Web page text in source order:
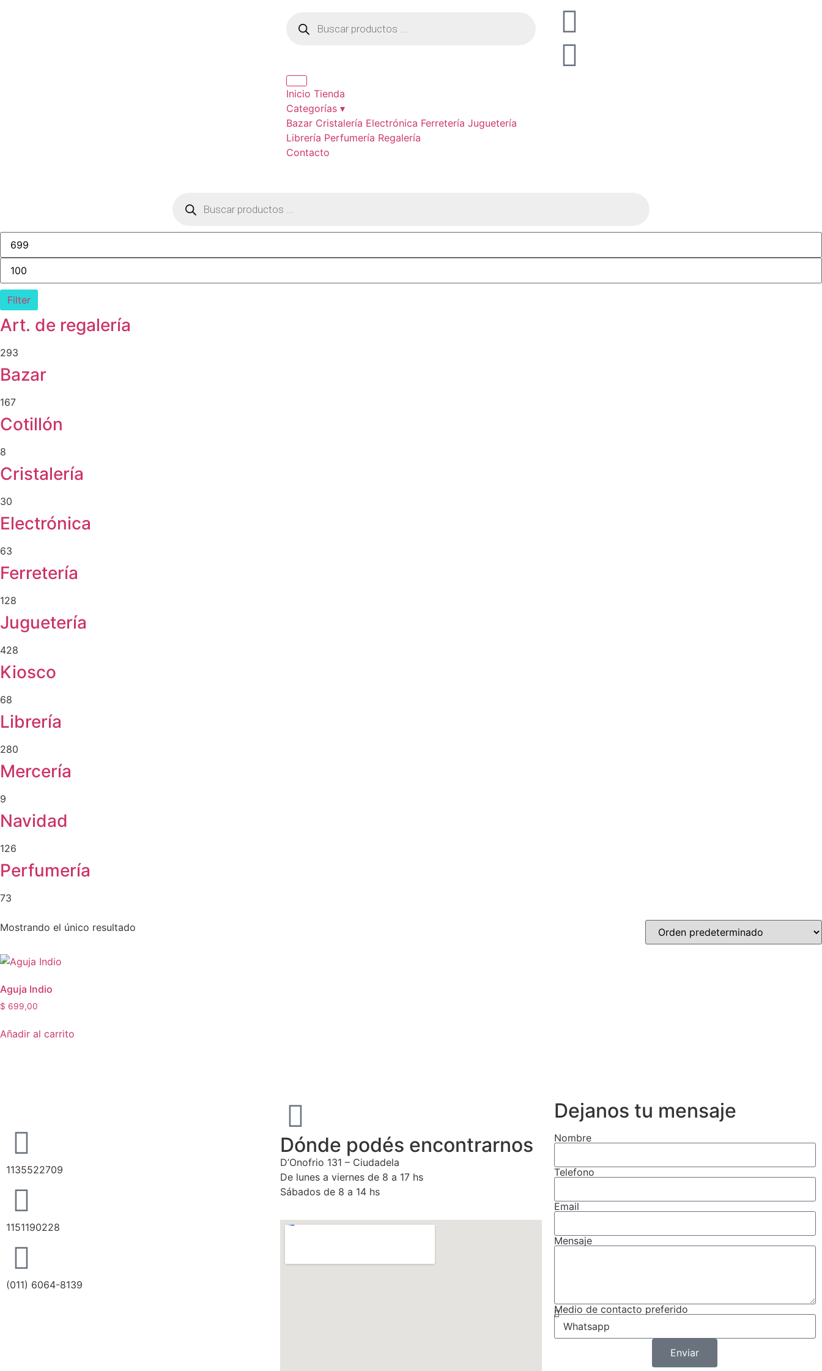
Inicio Tienda
Categorías ▾
Bazar Cristalería Electrónica Ferretería Juguetería
Librería Perfumería Regalería
Contacto
Filter
Art. de regalería
293
Bazar
167
Cotillón
8
Cristalería
30
Electrónica
63
Ferretería
128
Juguetería
428
Kiosco
68
Librería
280
Mercería
9
Navidad
126
Perfumería
73
Mostrando el único resultado
Aguja Indio
$ 699,00
Añadir al carrito
1135522709
1151190228
(011) 6064-8139
Dónde podés encontrarnos
D’Onofrio 131 – Ciudadela
De lunes a viernes de 8 a 17 hs
Sábados de 8 a 14 hs
Dejanos tu mensaje
Nombre
Telefono
Email
Mensaje
Medio de contacto preferido
Enviar